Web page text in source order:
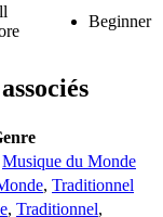
Beginner
associés
Musique du Monde
, Traditionnel
, Traditionnel,